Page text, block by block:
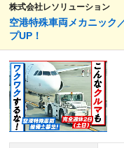
株式会社レソリューション
空港特殊車両メカニック
プUP！